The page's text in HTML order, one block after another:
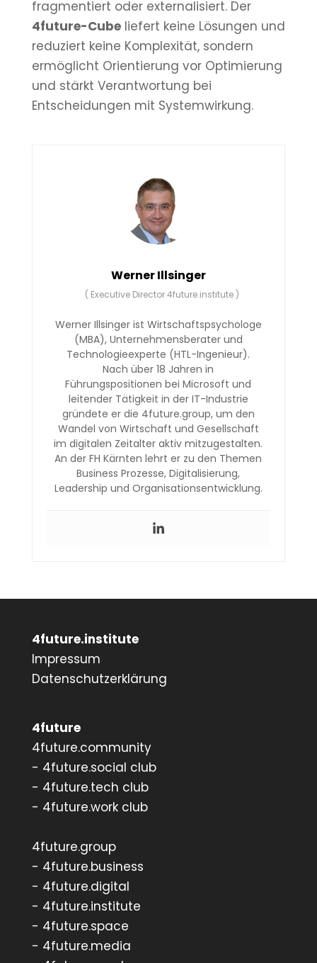
fragmentiert oder externalisiert. Der
4future-Cubeliefert keine Lösungen und
reduziert keine Komplexität, sondern
ermöglicht Orientierung vor Optimierung
und stärkt Verantwortung bei
Entscheidungen mit Systemwirkung.
Werner Illsinger
( Executive Director 4future.institute )
Werner Illsinger ist Wirtschaftspsychologe
(MBA), Unternehmensberater und
Technologieexperte (HTL-Ingenieur).
Nach über 18 Jahren in
Führungspositionen bei Microsoft und
leitender Tätigkeit in der IT-Industrie
gründete er die 4future.group, um den
Wandel von Wirtschaft und Gesellschaft
im digitalen Zeitalter aktiv mitzugestalten.
An der FH Kärnten lehrt er zu den Themen
Business Prozesse, Digitalisierung,
Leadership und Organisationsentwicklung.
4future.institute
Impressum
Datenschutzerklärung
4future
4future.community
- 4future.social club
- 4future.tech club
- 4future.work club
4future.group
- 4future.business
- 4future.digital
- 4future.institute
- 4future.space
- 4future.media